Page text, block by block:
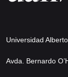
Universidad
Avda. Bernardo